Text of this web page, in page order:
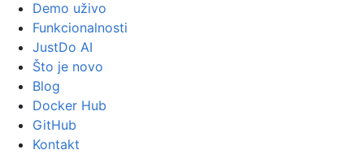
Demo uživo
Funkcionalnosti
JustDo AI
Što je novo
Blog
Docker Hub
GitHub
Kontakt